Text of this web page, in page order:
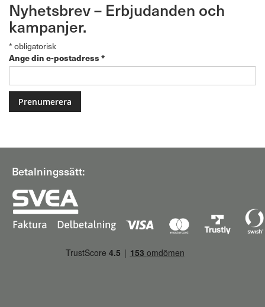
Nyhetsbrev – Erbjudanden och
kampanjer.
* obligatorisk
Ange din e-postadress *
Betalningssätt: